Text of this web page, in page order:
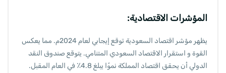
المؤشرات الاقتصادية:
يظهر مؤشر اقتصاد السعودية توقع إيجابي لعام 2024م. مما يعكس
القوة و استقرار الاقتصاد السعودي المتنامي. يتوقع صندوق النقد
الدولي أن يحقق اقتصاد المملكة نموًا يبلغ 4.8٪ في العام المقبل.